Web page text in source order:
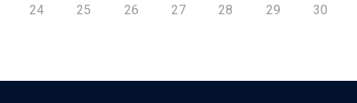
24 25 26 27 28 29 30